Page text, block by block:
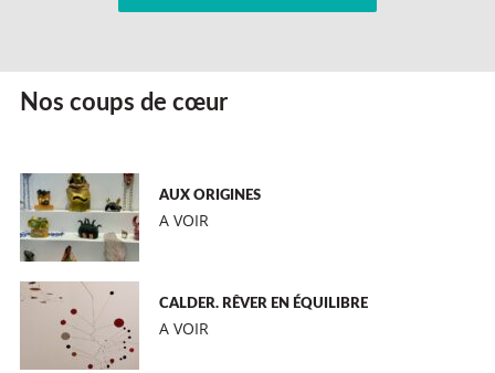
Nos coups de cœur
AUX ORIGINES
A VOIR
CALDER. RÊVER EN ÉQUILIBRE
A VOIR